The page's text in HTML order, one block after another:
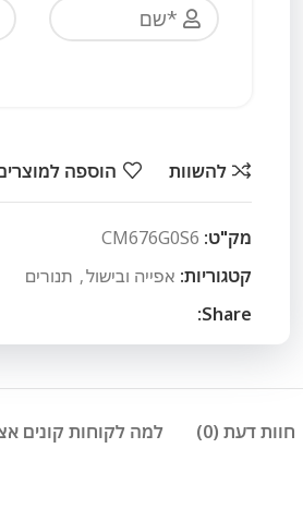
להשוות הוספה
מק"ט: CM676G0S6
קטגוריות: אפייה ובישול, תנורים
Share:
חוות דעת (0) למה לקוחות קונים